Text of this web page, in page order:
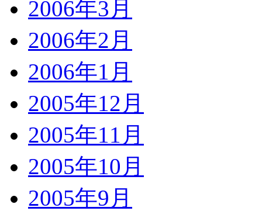
2006年3月
2006年2月
2006年1月
2005年12月
2005年11月
2005年10月
2005年9月